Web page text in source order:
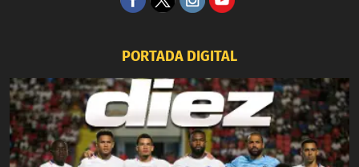
PORTADA DIGITAL